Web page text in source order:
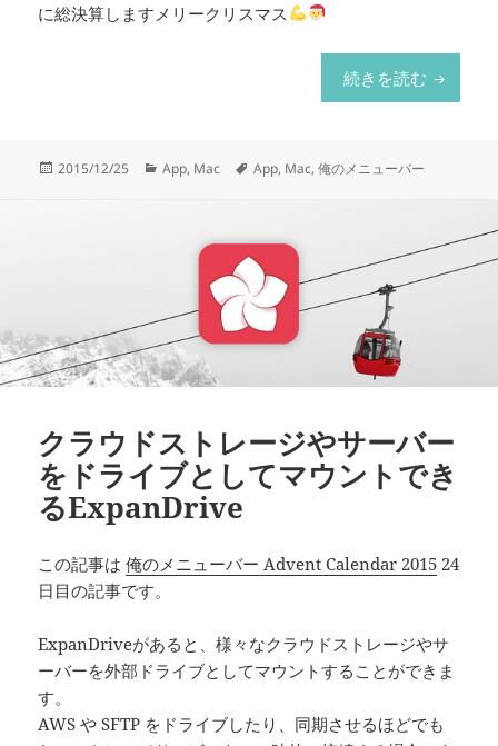
に総決算しますメリークリスマス
続きを読む 俺のメ
投
2015/12/25
カ
App, Mac
タ
App, Mac,俺のメニューバー
クラウドストレージやサーバー
をドライブとしてマウントでき
るExpanDrive
この記事は俺のメニューバー Advent Calendar 2015 24
日目の記事です。
ExpanDriveがあると、様々なクラウドストレージやサ
ーバーを外部ドライブとしてマウントすることができま
す。
AWS や SFTP をドライブしたり、同期させるほどでも